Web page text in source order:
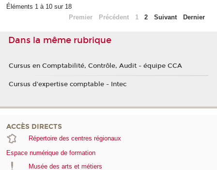
Éléments 1 à 10 sur 18
Premier
Précédent 1 2 Suivant Dernier
Dans la même rubrique
Cursus en Comptabilité, Contrôle, Audit - équipe CCA
Cursus d'expertise comptable - Intec
ACCÈS DIRECTS
Répertoire des centres régionaux
Espace numérique de formation
Musée des arts et métiers